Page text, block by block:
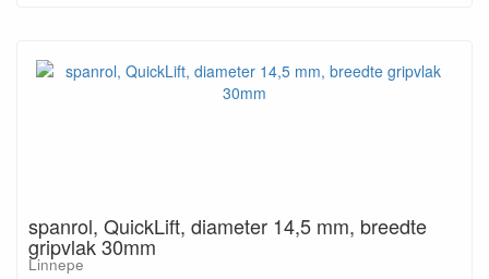
spanrol, QuickLift, diameter 14,5 mm, breedte
gripvlak 30mm
Linnepe